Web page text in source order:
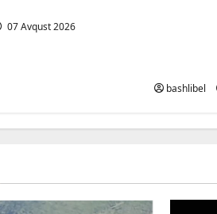
07 Avqust 2026
bashlibel